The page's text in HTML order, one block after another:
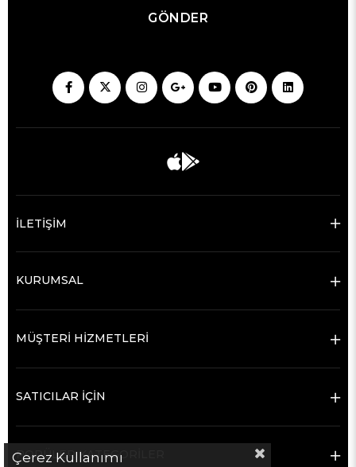
GÖNDER
İLETİŞİM
KURUMSAL
MÜŞTERİ HİZMETLERİ
SATICILAR İÇİN
POPÜLER KATEGORİLER
Çerez Kullanımı